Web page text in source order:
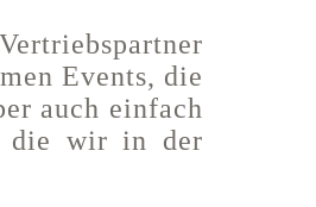
Events, die
auch einfach
die wir in der